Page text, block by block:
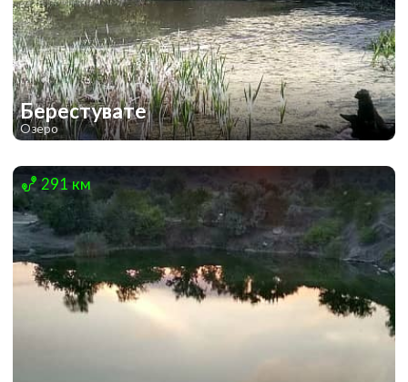
Берестувате
Озеро
1 1
291 км